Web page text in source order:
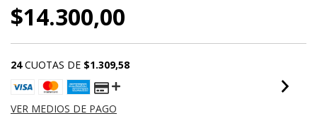
$14.300,00
24 CUOTAS DE $1.309,58
VER MEDIOS DE PAGO